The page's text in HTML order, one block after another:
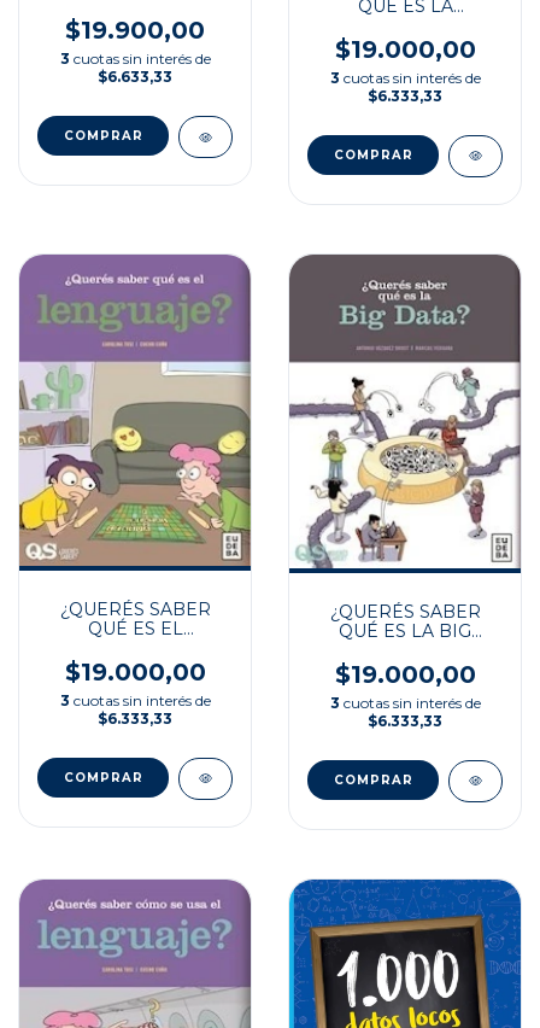
$19.900,00
3 cuotas sin interés de
$6.633,33
QUÉ ES LA
ARTIFICIAL?
$19.000,00
3 cuotas sin interés de
$6.333,33
¿QUERÉS SABER
QUÉ ES EL
$19.000,00
3 cuotas sin interés de
$6.333,33
¿QUERÉS SABER
QUÉ ES LA BIG
$19.000,00
3 cuotas sin interés de
$6.333,33